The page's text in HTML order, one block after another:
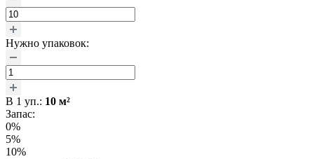
Нужно упаковок:
В 1 уп.: 10 м²
Запас:
0%
5%
10%